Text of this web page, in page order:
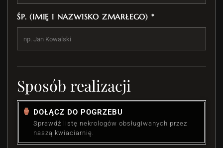
ŚP. (IMIĘ I NAZWISKO ZMARŁEGO) *
Sposób realizacji
DOŁĄCZ DO POGRZEBU
Sprawdź listę nekrologów obsługiwanych przez
naszą kwiaciarnię.